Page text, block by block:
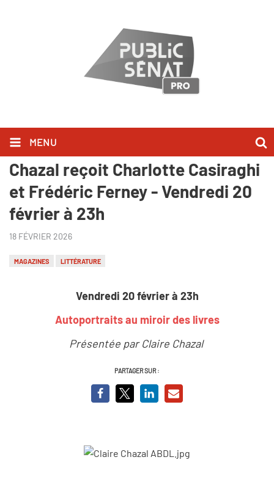
MENU
Au bonheur des livres - Claire
Chazal reçoit Charlotte Casiraghi
et Frédéric Ferney - Vendredi 20
février à 23h
18 FÉVRIER 2026
MAGAZINES LITTÉRATURE
Vendredi 20 février à 23h
Autoportraits au miroir des livres
Présentée par Claire Chazal
PARTAGER SUR :